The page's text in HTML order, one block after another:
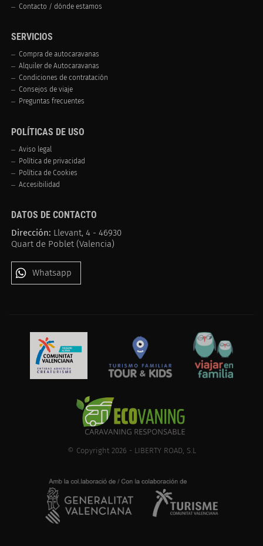
Contacto / dónde estamos
SERVICIOS
Compra de autocaravanas
Alquiler de Autocaravanas
Condiciones de contratación
Consejos de viaje
Preguntas frecuentes
POLÍTICAS DE USO
Aviso legal
Política de privacidad
Política de Cookies
Accesibilidad
DATOS DE CONTACTO
Dirección: Llevant, 4 - 46930
Quart de Poblet (Valencia)
Whatsapp
© Copyright 2026 - LIBERTY ROAD, S.L